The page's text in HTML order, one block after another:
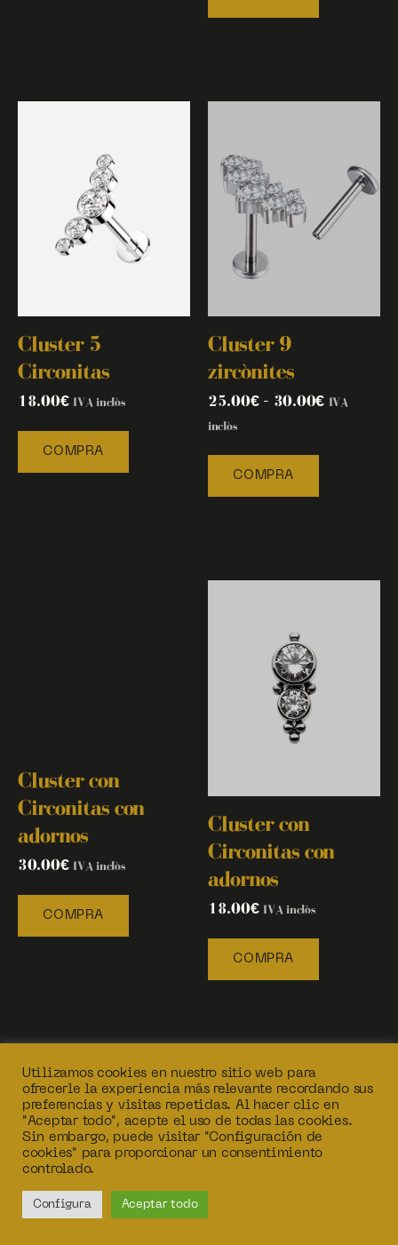
Cluster 5
Circonitas
18.00€ IVA inclòs
COMPRA
Cluster 9
zircònites
25.00€– 30.00€ IVA
inclòs
COMPRA
Cluster con
Circonitas con
adornos
30.00€ IVA inclòs
Cluster con
Circonitas con
adornos
18.00€ IVA inclòs
COMPRA
Utilizamos cookies en nuestro sitio web para
ofrecerle la experiencia más relevante recordando sus
preferencias y visitas repetidas. Al hacer clic en
"Aceptar todo", acepte el uso de todas las cookies.
Sin embargo, puede visitar "Configuración de
cookies" para proporcionar un consentimiento
controlado.
Configura Aceptar todo